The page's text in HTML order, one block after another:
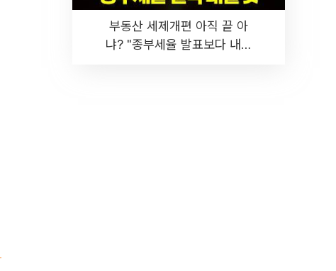
부동산 세제개편 아직 끝 아
냐? "종부세율 발표보다 내릴